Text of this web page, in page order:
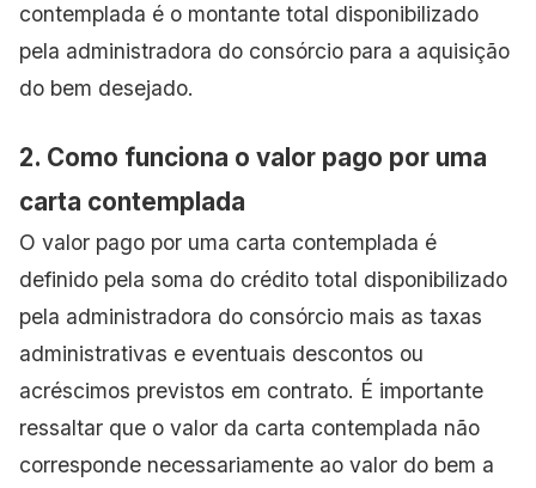
contemplada é o montante total disponibilizado
pela administradora do consórcio para a aquisição
do bem desejado.
2. Como funciona o valor pago por uma
carta contemplada
O valor pago por uma carta contemplada é
definido pela soma do crédito total disponibilizado
pela administradora do consórcio mais as taxas
administrativas e eventuais descontos ou
acréscimos previstos em contrato. É importante
ressaltar que o valor da carta contemplada não
corresponde necessariamente ao valor do bem a